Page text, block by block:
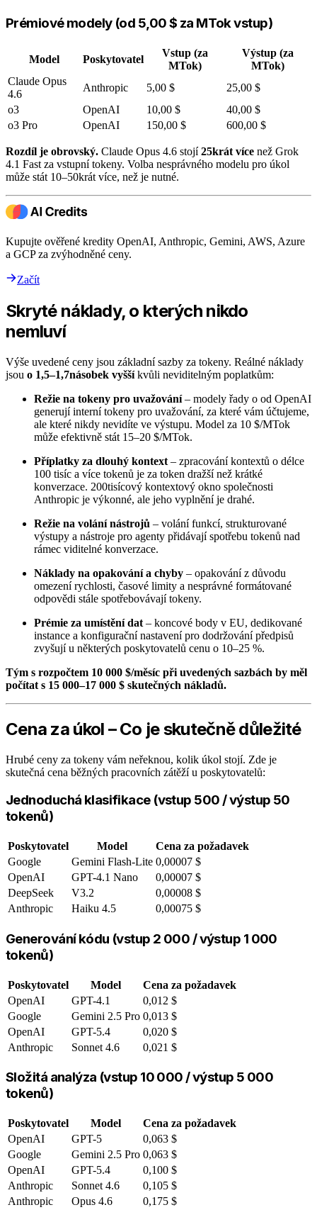
Prémiové modely (od 5,00 $ za MTok vstup)
Model Poskytovatel
Vstup (za
MTok)
Výstup (za
MTok)
Claude Opus
4.6
Anthropic 5,00 $
25,00 $
o3
OpenAI 10,00 $
40,00 $
o3 Pro
OpenAI 150,00 $ 600,00 $
Rozdíl je obrovský. Claude Opus 4.6 stojí25krát více než Grok
4.1 Fast za vstupní tokeny. Volba nesprávného modelu pro úkol
může stát 10–50krát více, než je nutné.
Kupujte ověřené kredity OpenAI, Anthropic, Gemini, AWS, Azure
a GCP za zvýhodněné ceny.
Začít
Skryté náklady, o kterých nikdo
nemluví
Výše uvedené ceny jsou základní sazby za tokeny. Reálné náklady
jsou o 1,5–1,7násobek vyššíkvůli neviditelným poplatkům:
Režie na tokeny pro uvažování– modely řady o od OpenAI
generují interní tokeny pro uvažování, za které vám účtujeme,
ale které nikdy nevidíte ve výstupu. Model za 10 $/MTok
může efektivně stát 15–20 $/MTok.
Příplatky za dlouhý kontext – zpracování kontextů o délce
100 tisíc a více tokenů je za token dražší než krátké
konverzace. 200tisícový kontextový okno společnosti
Anthropic je výkonné, ale jeho vyplnění je drahé.
Režie na volání nástrojů – volání funkcí, strukturované
výstupy a nástroje pro agenty přidávají spotřebu tokenů nad
rámec viditelné konverzace.
Náklady na opakování a chyby – opakování z důvodu
omezení rychlosti, časové limity a nesprávné formátované
odpovědi stále spotřebovávají tokeny.
Prémie za umístění dat – koncové body v EU, dedikované
instance a konfigurační nastavení pro dodržování předpisů
zvyšují u některých poskytovatelů cenu o 10–25 %.
Tým s rozpočtem 10 000 $/měsíc při uvedených sazbách by měl
počítat s 15 000–17 000 $ skutečných nákladů.
Cena za úkol – Co je skutečně důležité
Hrubé ceny za tokeny vám neřeknou, kolik úkol stojí. Zde je
skutečná cena běžných pracovních zátěží u poskytovatelů:
Jednoduchá klasifikace (vstup 500 / výstup 50
tokenů)
Poskytovatel Model
Cena za požadavek
Google
Gemini Flash-Lite 0,00007 $
OpenAI
GPT-4.1 Nano
0,00007 $
DeepSeek
V3.2
0,00008 $
Anthropic
Haiku 4.5 0,00075 $
Generování kódu (vstup 2 000 / výstup 1 000
tokenů)
Poskytovatel Model
Cena za požadavek
OpenAI
GPT-4.1
0,012 $
Google
Gemini 2.5 Pro 0,013 $
OpenAI
GPT-5.4
0,020 $
Anthropic
Sonnet 4.6 0,021 $
Složitá analýza (vstup 10 000 / výstup 5 000
tokenů)
Poskytovatel Model
Cena za požadavek
OpenAI
GPT-5
0,063 $
Google
Gemini 2.5 Pro 0,063 $
OpenAI
GPT-5.4
0,100 $
Anthropic
Sonnet 4.6
0,105 $
Anthropic
Opus 4.6 0,175 $